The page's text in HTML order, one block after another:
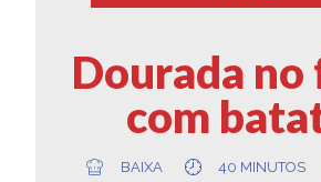
Dourada
com
BAIXA 40 MINUTOS